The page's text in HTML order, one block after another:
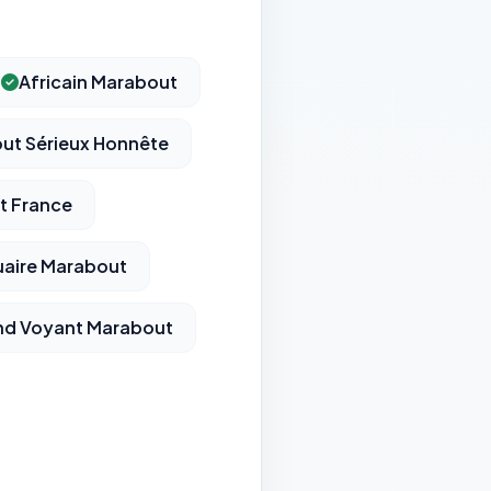
Africain Marabout
Sérieux Honnête
France
Marabout
Voyant Marabout